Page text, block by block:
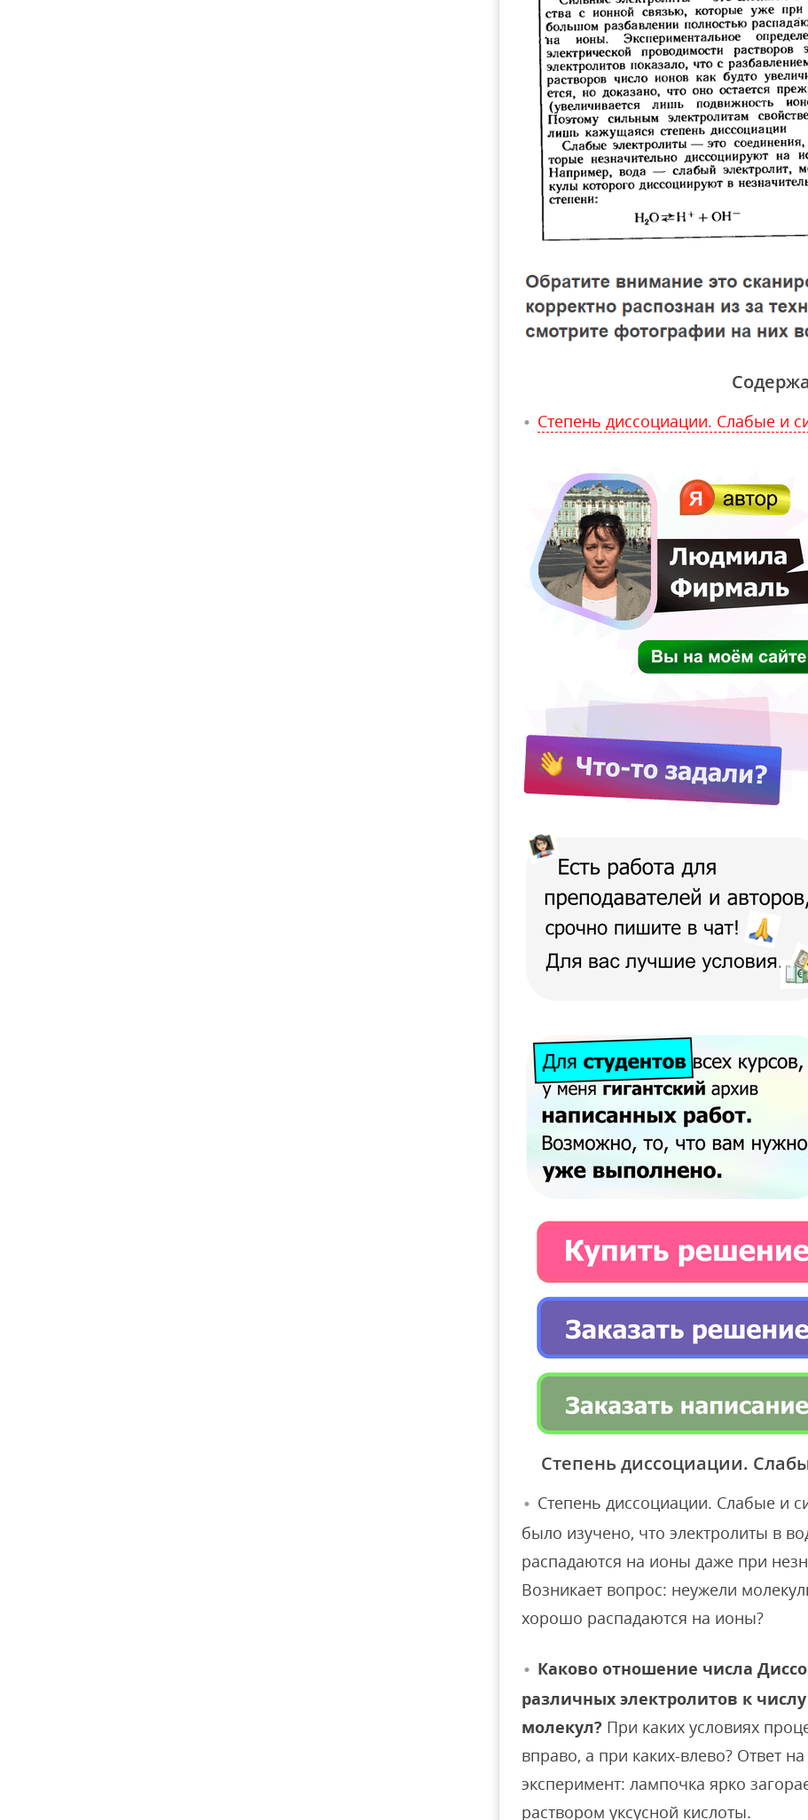
Степень диссоциации. Слабые и
Степень диссоциации.
Степень диссоциации. Слабые и
было изучено, что электролиты в
распадаются на ионы даже при
Возникает вопрос: неужели
хорошо распадаются на ионы?
Каково отношение числа
различных электролитов к
молекул? При каких условиях
вправо, а при каких-влево? Ответ
эксперимент: лампочка ярко
раствором уксусной кислоты.